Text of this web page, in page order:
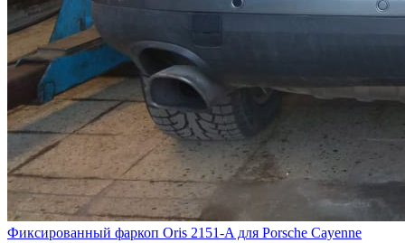
Фиксированный фаркоп Oris 2151-A для Porsche Cayenne